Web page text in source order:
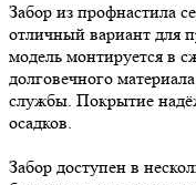
Забор из профнастила
отличный вариант для
модель монтируется в
долговечного
службы. Покрытие
осадков.
Забор доступен в